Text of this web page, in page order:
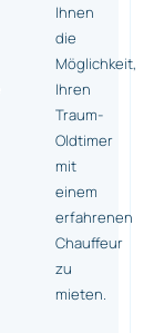
Ihnen
die
Möglichkeit,
Ihren
Traum-
Oldtimer
mit
einem
erfahrenen
Chauffeur
zu
mieten.